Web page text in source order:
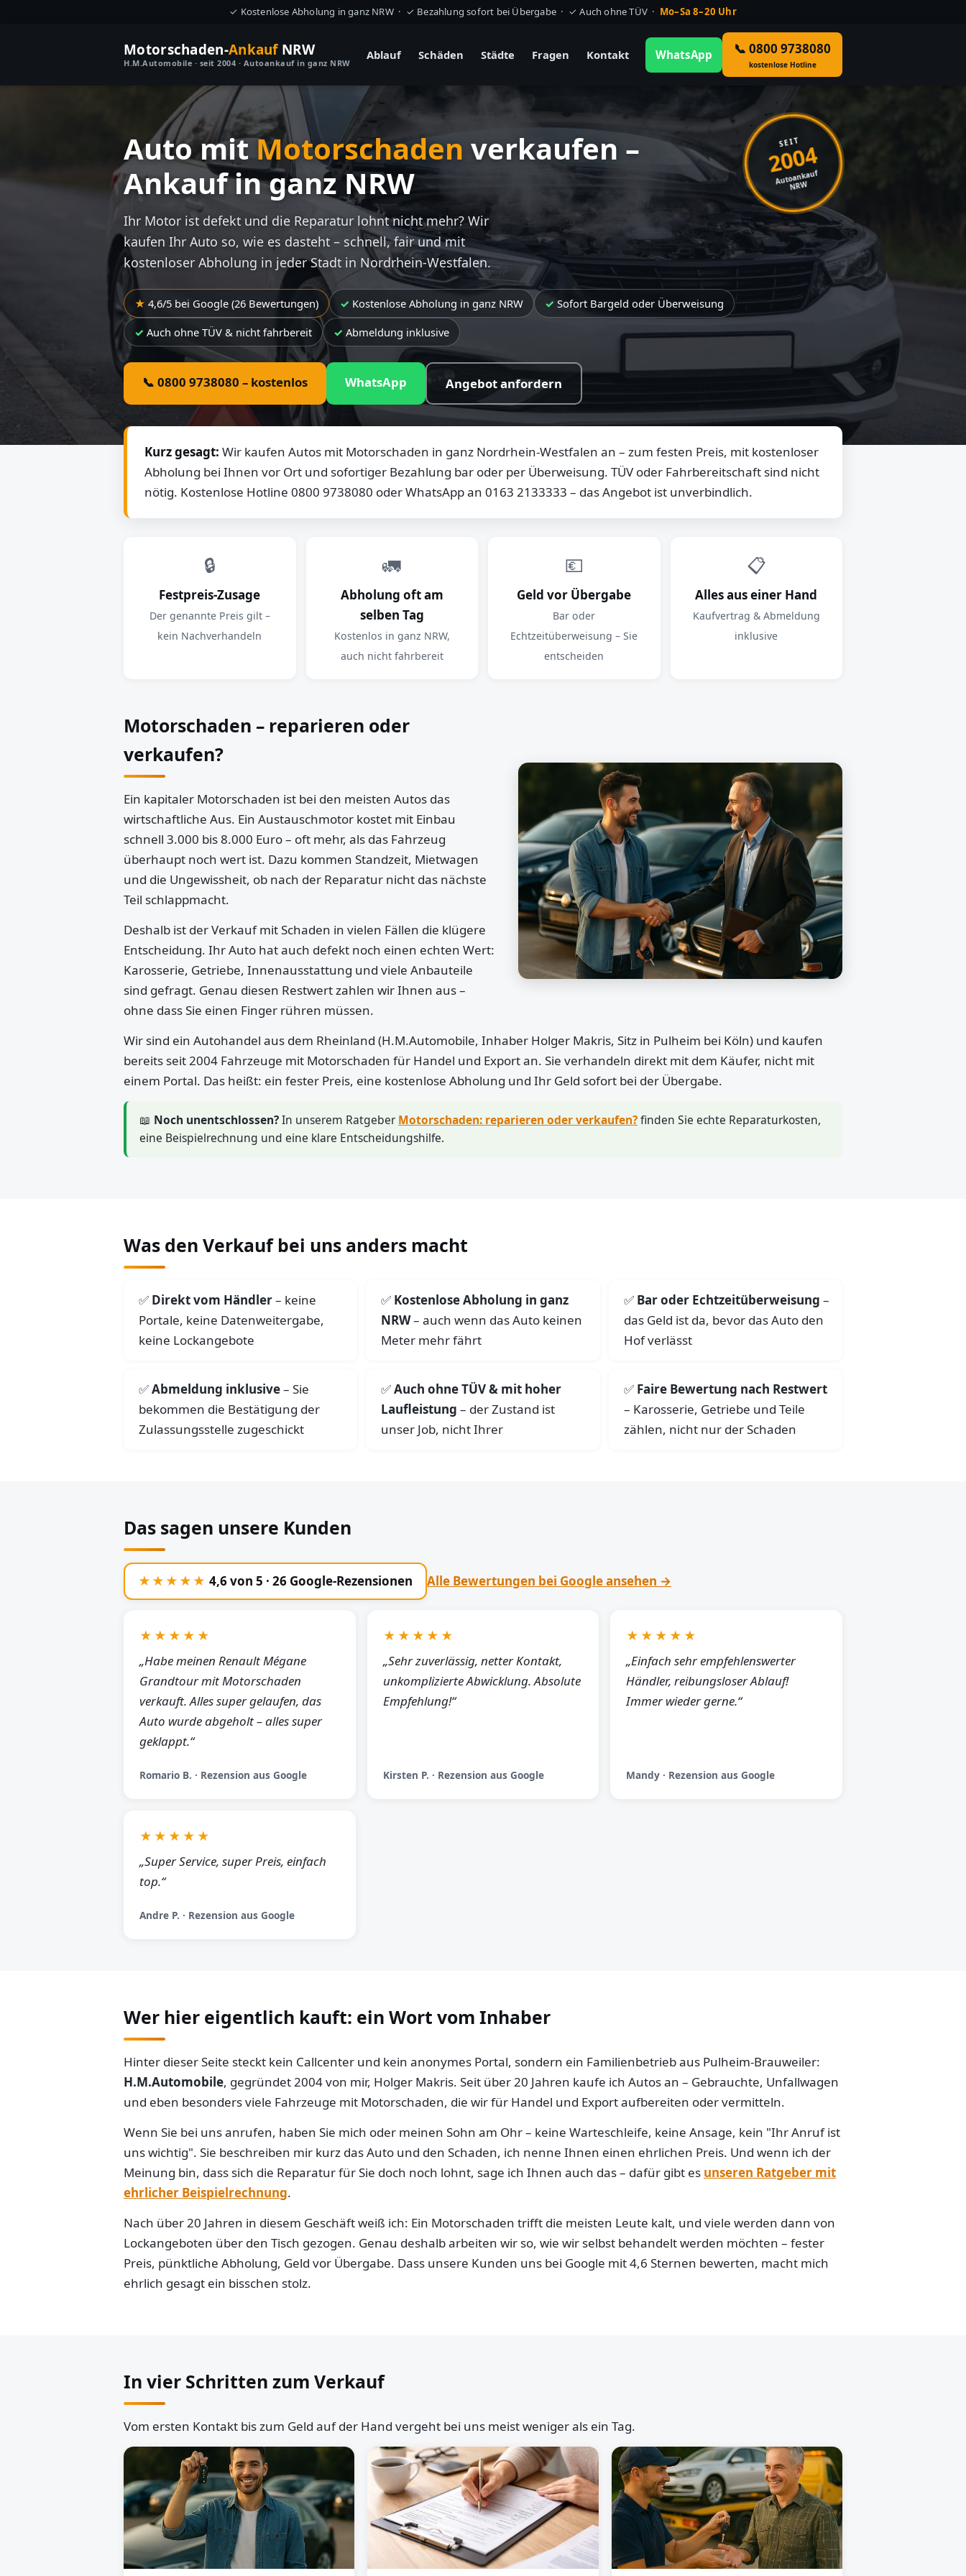
✓ Kostenlose Abholung in ganz NRW · ✓ Bezahlung sofort bei Übergabe · ✓ Auch ohne TÜV · Mo–Sa 8–20 Uhr
Motorschaden-AnkaufNRW
H.M.Automobile · seit 2004 · Autoankauf in ganz NRW
Ablauf Schäden Städte Fragen Kontakt WhatsApp 📞 0800 9738080
kostenlose Hotline
SEIT
2004
Autoankauf
NRW
Auto mitMotorschaden verkaufen –
Ankauf in ganz NRW
Ihr Motor ist defekt und die Reparatur lohnt nicht mehr? Wir
kaufen Ihr Auto so, wie es dasteht – schnell, fair und mit
kostenloser Abholung in jeder Stadt in Nordrhein-Westfalen.
4,6/5 bei Google (26 Bewertungen) Kostenlose Abholung in ganz NRW
Sofort Bargeld oder Überweisung
Auch ohne TÜV & nicht fahrbereit
Abmeldung inklusive
📞 0800 9738080 – kostenlos WhatsApp Angebot anfordern
Kurz gesagt: Wir kaufen Autos mit Motorschaden in ganz Nordrhein-Westfalen an – zum festen Preis, mit kostenloser
Abholung bei Ihnen vor Ort und sofortiger Bezahlung bar oder per Überweisung. TÜV oder Fahrbereitschaft sind nicht
nötig. Kostenlose Hotline 0800 9738080 oder WhatsApp an 0163 2133333 – das Angebot ist unverbindlich.
🔒
Festpreis-Zusage
Der genannte Preis gilt –
kein Nachverhandeln
🚛
Abholung oft am
selben Tag
Kostenlos in ganz NRW,
auch nicht fahrbereit
💶
Geld vor Übergabe
Bar oder
Echtzeitüberweisung – Sie
entscheiden
📋
Alles aus einer Hand
Kaufvertrag & Abmeldung
inklusive
Motorschaden – reparieren oder
verkaufen?
Ein kapitaler Motorschaden ist bei den meisten Autos das
wirtschaftliche Aus. Ein Austauschmotor kostet mit Einbau
schnell 3.000 bis 8.000 Euro – oft mehr, als das Fahrzeug
überhaupt noch wert ist. Dazu kommen Standzeit, Mietwagen
und die Ungewissheit, ob nach der Reparatur nicht das nächste
Teil schlappmacht.
Deshalb ist der Verkauf mit Schaden in vielen Fällen die klügere
Entscheidung. Ihr Auto hat auch defekt noch einen echten Wert:
Karosserie, Getriebe, Innenausstattung und viele Anbauteile
sind gefragt. Genau diesen Restwert zahlen wir Ihnen aus –
ohne dass Sie einen Finger rühren müssen.
Wir sind ein Autohandel aus dem Rheinland (H.M.Automobile, Inhaber Holger Makris, Sitz in Pulheim bei Köln) und kaufen
bereits seit 2004 Fahrzeuge mit Motorschaden für Handel und Export an. Sie verhandeln direkt mit dem Käufer, nicht mit
einem Portal. Das heißt: ein fester Preis, eine kostenlose Abholung und Ihr Geld sofort bei der Übergabe.
📖 Noch unentschlossen?In unserem Ratgeber Motorschaden: reparieren oder verkaufen?finden Sie echte Reparaturkosten,
eine Beispielrechnung und eine klare Entscheidungshilfe.
Was den Verkauf bei uns anders macht
Direkt vom Händler– keine
Portale, keine Datenweitergabe,
keine Lockangebote
Kostenlose Abholung in ganz
NRW– auch wenn das Auto keinen
Meter mehr fährt
Bar oder Echtzeitüberweisung –
das Geld ist da, bevor das Auto den
Hof verlässt
Abmeldung inklusive– Sie
bekommen die Bestätigung der
Zulassungsstelle zugeschickt
Auch ohne TÜV & mit hoher
Laufleistung – der Zustand ist
unser Job, nicht Ihrer
Faire Bewertung nach Restwert
– Karosserie, Getriebe und Teile
zählen, nicht nur der Schaden
Das sagen unsere Kunden
★★★★★ 4,6 von 5 · 26 Google-Rezensionen Alle Bewertungen bei Google ansehen →
★★★★★
„Habe meinen Renault Mégane
Grandtour mit Motorschaden
verkauft. Alles super gelaufen, das
Auto wurde abgeholt – alles super
geklappt.“
Romario B. · Rezension aus Google
★★★★★
„Sehr zuverlässig, netter Kontakt,
unkomplizierte Abwicklung. Absolute
Empfehlung!“
Kirsten P. · Rezension aus Google
★★★★★
„Einfach sehr empfehlenswerter
Händler, reibungsloser Ablauf!
Immer wieder gerne.“
Mandy · Rezension aus Google
★★★★★
„Super Service, super Preis, einfach
top.“
Andre P. · Rezension aus Google
Wer hier eigentlich kauft: ein Wort vom Inhaber
Hinter dieser Seite steckt kein Callcenter und kein anonymes Portal, sondern ein Familienbetrieb aus Pulheim-Brauweiler:
H.M.Automobile, gegründet 2004 von mir, Holger Makris. Seit über 20 Jahren kaufe ich Autos an – Gebrauchte, Unfallwagen
und eben besonders viele Fahrzeuge mit Motorschaden, die wir für Handel und Export aufbereiten oder vermitteln.
Wenn Sie bei uns anrufen, haben Sie mich oder meinen Sohn am Ohr – keine Warteschleife, keine Ansage, kein "Ihr Anruf ist
uns wichtig". Sie beschreiben mir kurz das Auto und den Schaden, ich nenne Ihnen einen ehrlichen Preis. Und wenn ich der
Meinung bin, dass sich die Reparatur für Sie doch noch lohnt, sage ich Ihnen auch das – dafür gibt es unseren Ratgeber mit
ehrlicher Beispielrechnung.
Nach über 20 Jahren in diesem Geschäft weiß ich: Ein Motorschaden trifft die meisten Leute kalt, und viele werden dann von
Lockangeboten über den Tisch gezogen. Genau deshalb arbeiten wir so, wie wir selbst behandelt werden möchten – fester
Preis, pünktliche Abholung, Geld vor Übergabe. Dass unsere Kunden uns bei Google mit 4,6 Sternen bewerten, macht mich
ehrlich gesagt ein bisschen stolz.
In vier Schritten zum Verkauf
Vom ersten Kontakt bis zum Geld auf der Hand vergeht bei uns meist weniger als ein Tag.